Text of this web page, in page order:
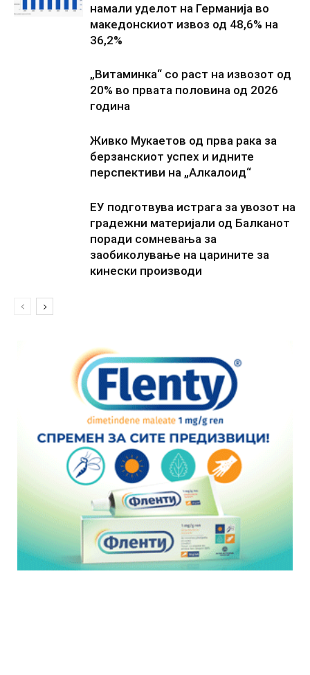
намали уделот на Германија во
македонскиот извоз од 48,6% на
36,2%
„Витаминка“ со раст на извозот од
20% во првата половина од 2026
година
Живко Мукаетов од прва рака за
берзанскиот успех и идните
перспективи на „Алкалоид“
ЕУ подготвува истрага за увозот на
градежни материјали од Балканот
поради сомневања за
заобиколување на царините за
кинески производи